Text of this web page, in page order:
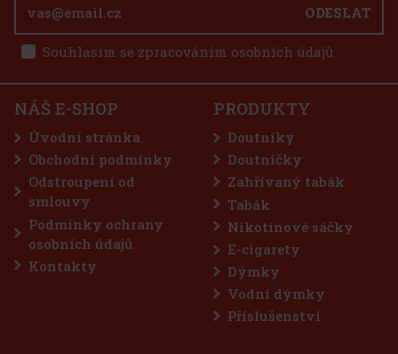
ducha této řady je Enigma
stroji, který byl používán k zašifrování
armády během druhé světové
Exotické a obtížně dostupné vázací a
75 Kč
Sleva: 50%
Akce
ODESLAT
Souhlasím se zpracováním osobních údajů
NÁŠ E-SHOP
Úvodní stránka
Obchodní podmínky
Odstroupení od
smlouvy
Podmínky ochrany
osobních údajů
Kontakty
PRODUKTY
Doutníky
Doutníčky
Zahřívaný tabák
Tabák
Nikotinové sáčky
E-cigarety
Dýmky
Vodní dýmky
Příslušenství